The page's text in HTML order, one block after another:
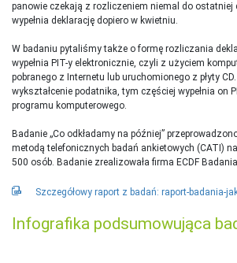
panowie czekają z rozliczeniem niemal do ostatniej
wypełnia deklarację dopiero w kwietniu.
W badaniu pytaliśmy także o formę rozliczania
wypełnia PIT-y elektronicznie, czyli z użyciem
pobranego z Internetu lub uruchomionego z płyty
wykształcenie podatnika, tym częściej wypełnia on
programu komputerowego.
Badanie „Co odkładamy na później”
metodą telefonicznych badań ankietowych (CATI)
500 osób. Badanie zrealizowała firma ECDF
Szczegółowy raport z badań: raport-badania-
Infografika podsumowująca